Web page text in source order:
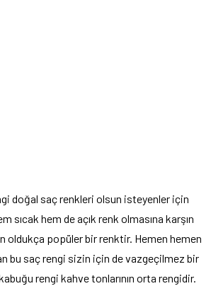
doğal saç renkleri olsun isteyenler için
sıcak hem de açık renk olmasına karşın
oldukça popüler bir renktir. Hemen hemen
bu saç rengi sizin için de vazgeçilmez bir
rengi kahve tonlarının orta rengidir.